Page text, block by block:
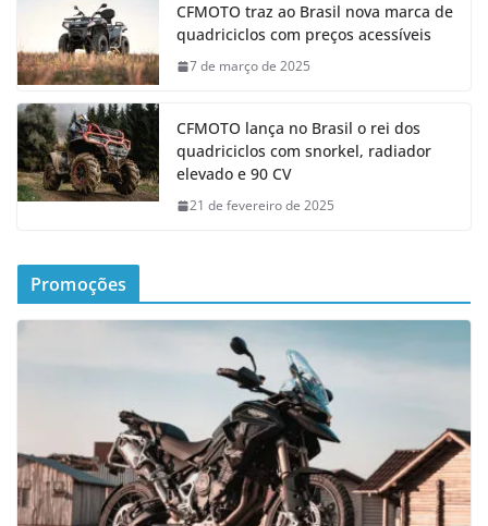
CFMOTO traz ao Brasil nova marca de
quadriciclos com preços acessíveis
7 de março de 2025
CFMOTO lança no Brasil o rei dos
quadriciclos com snorkel, radiador
elevado e 90 CV
21 de fevereiro de 2025
Promoções